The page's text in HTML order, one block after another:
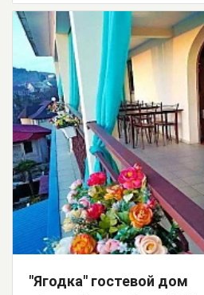
"Ягодка" гостевой дом